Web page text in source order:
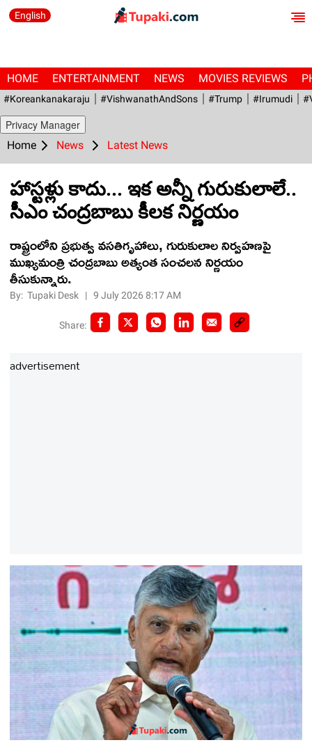
English
HOME ENTERTAINMENT NEWS MOVIES REVIEWS
#Koreankanakaraju #VishwanathAndSons #Trump #irumudi
Privacy Manager
Home News Latest News
హాస్టళ్లు కాదు... ఇక అన్నీ గురుకులాలే..
సీఎం చంద్రబాబు కీలక నిర్ణయం
రాష్ట్రంలోని ప్రభుత్వ వసతిగృహాలు, గురుకులాల నిర్వహణపై
ముఖ్యమంత్రి చంద్రబాబు అత్యంత సంచలన నిర్ణయం
తీసుకున్నారు.
By:Tupaki Desk |9 July 2026 8:17 AM
Share:
advertisement